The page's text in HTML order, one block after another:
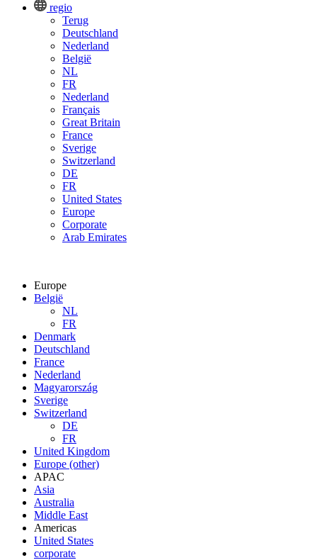
regio
Terug
Deutschland
Nederland
België
NL
FR
Nederland
Français
Great Britain
France
Sverige
Switzerland
DE
FR
United States
Europe
Corporate
Arab Emirates
Europe
België
NL
FR
Denmark
Deutschland
France
Nederland
Magyarország
Sverige
Switzerland
DE
FR
United Kingdom
Europe (other)
APAC
Asia
Australia
Middle East
Americas
United States
corporate